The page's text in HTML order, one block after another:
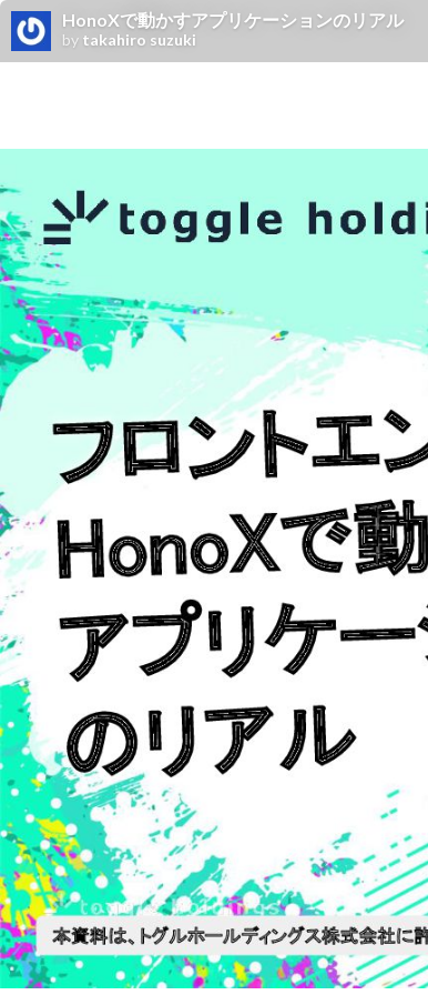
HonoXで動かすアプリケーションのリアル
by takahiro suzuki